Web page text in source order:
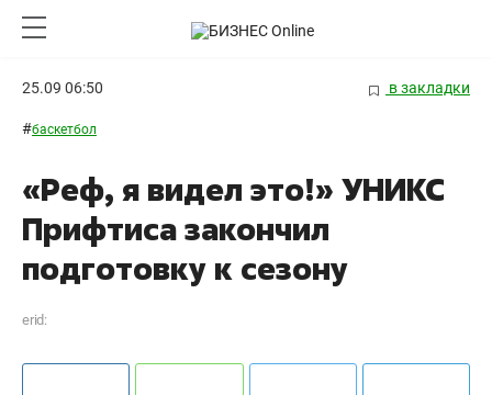
25.09 06:50 в закладки
#баскетбол
«Реф, я видел это!» УНИКС
Прифтиса закончил
подготовку к сезону
erid: